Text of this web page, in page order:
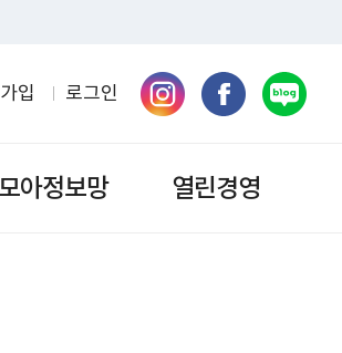
입 로그인
아정보망 열린경영